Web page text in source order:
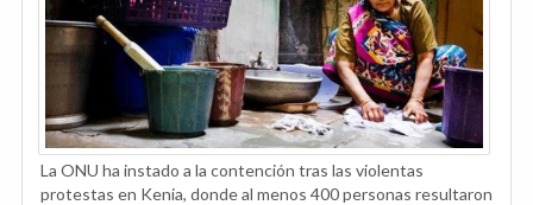
La ONU ha instado a la contención tras las violentas
protestas en Kenia, donde al menos 400 personas resultaron